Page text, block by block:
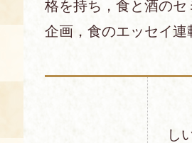
格を持ち，食と酒の
企画，食のエッセイ
し